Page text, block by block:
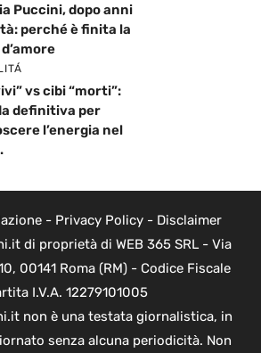
Puccini, dopo anni
perché è finita la
vs cibi “morti”:
definitiva per
l’energia nel
- Privacy Policy- Disclaimer
di proprietà di WEB 365 SRL - Via
00141 Roma (RM) - Codice Fiscale
I.V.A. 12279101005
non è una testata giornalistica, in
senza alcuna periodicità. Non